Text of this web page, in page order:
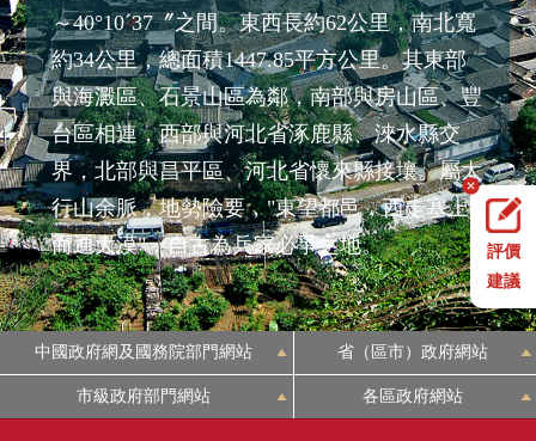
～40°10ˊ37〞之間。東西長約62公里，南北寬
約34公里，總面積1447.85平方公里。其東部
與海澱區、石景山區為鄰，南部與房山區、豐
台區相連，西部與河北省涿鹿縣、淶水縣交
界，北部與昌平區、河北省懷來縣接壤。屬太
行山余脈，地勢險要，"東望都邑，西走塞上
而通大漠"，自古為兵家必爭之地。
門頭溝區地處華北平原向蒙古高原過渡地
帶，地勢西北高，東南低。地形骨架形成于中
生代的燕山運動。西部山地是北京西山的核心
部分，山體高大，層巒疊嶂，海拔1500米左右
評價
建議
中國政府網及國務院部門網站 省（區市）政府網站
市級政府部門網站 各區政府網站